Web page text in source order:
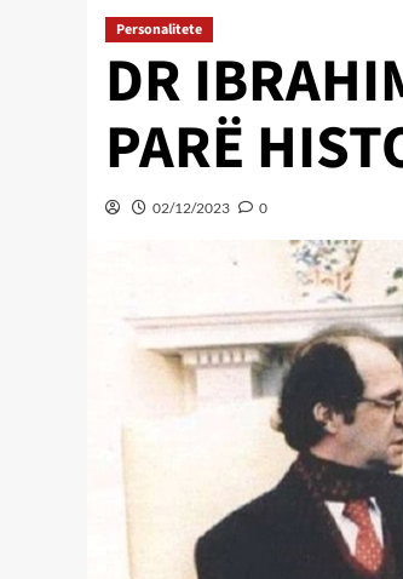
Personalitete
DR
PARË
02/12/2023 0